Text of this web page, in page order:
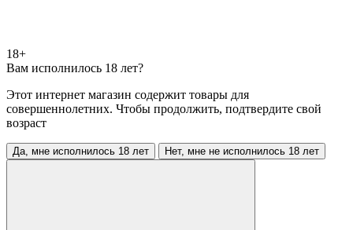
18+
Вам исполнилось 18 лет?
Этот интернет магазин содержит товары для
совершеннолетних. Чтобы продолжить, подтвердите свой
возраст
Да, мне исполнилось 18 лет Нет, мне не исполнилось 18 лет